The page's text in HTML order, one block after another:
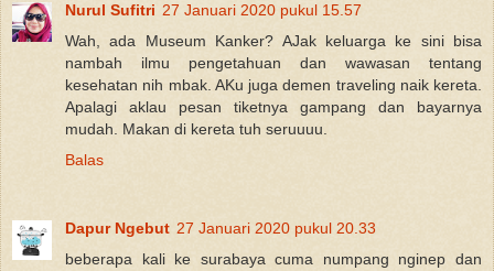
Nurul Sufitri 27 Januari 2020 pukul 15.57
Wah, ada Museum Kanker? AJak keluarga ke sini bisa
nambah ilmu pengetahuan dan wawasan tentang
kesehatan nih mbak. AKu juga demen traveling naik kereta.
Apalagi aklau pesan tiketnya gampang dan bayarnya
mudah. Makan di kereta tuh seruuuu.
Balas
Dapur Ngebut 27 Januari 2020 pukul 20.33
beberapa kali ke surabaya cuma numpang nginep dan